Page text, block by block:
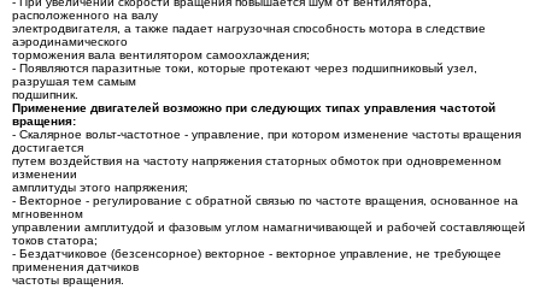
расположенного на валу
электродвигателя, а также падает нагрузочная способность мотора в следствие
аэродинамического
торможения вала вентилятором самоохлаждения;
- Появляются паразитные токи, которые протекают через подшипниковый узел,
разрушая тем самым
подшипник.
Применение двигателей возможно при следующих типах управления частотой
вращения:
- Скалярное вольт-частотное - управление, при котором изменение частоты вращения
достигается
путем воздействия на частоту напряжения статорных обмоток при одновременном
изменении
амплитуды этого напряжения;
- Векторное - регулирование с обратной связью по частоте вращения, основанное на
мгновенном
управлении амплитудой и фазовым углом намагничивающей и рабочей составляющей
токов статора;
- Бездатчиковое (безсенсорное) векторное - векторное управление, не требующее
применения датчиков
частоты вращения.